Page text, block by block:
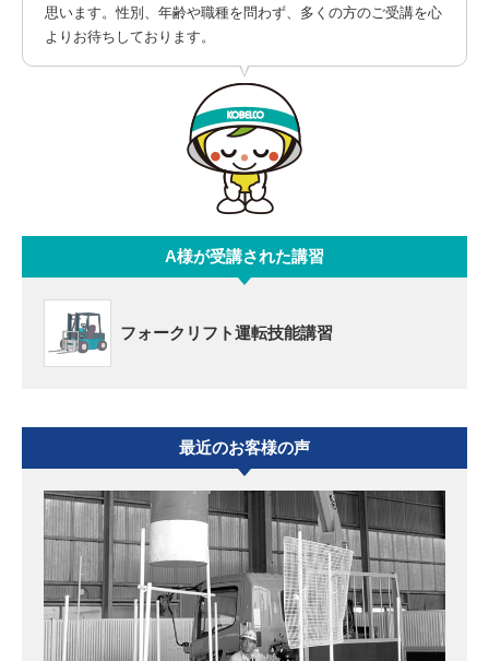
思います。性別、年齢や職種を問わず、多くの方のご受講を心
よりお待ちしております。
A様が受講された講習
フォークリフト運転技能講習
最近のお客様の声